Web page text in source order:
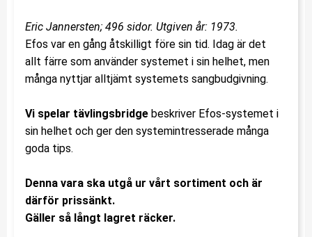
Eric Jannersten; 496 sidor. Utgiven år: 1973.
Efos var en gång åtskilligt före sin tid. Idag är det
allt färre som använder systemet i sin helhet, men
många nyttjar alltjämt systemets sangbudgivning.
Vi spelar tävlingsbridge beskriver Efos-systemet i
sin helhet och ger den systemintresserade många
goda tips.
Denna vara ska utgå ur vårt sortiment och är
därför prissänkt.
Gäller så långt lagret räcker.